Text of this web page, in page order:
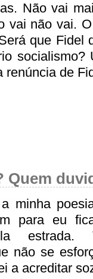
Não vai
vai não vai.
que Fidel
socialismo?
renúncia de
Quem
minha
para eu
estrada.
não se
a acreditar